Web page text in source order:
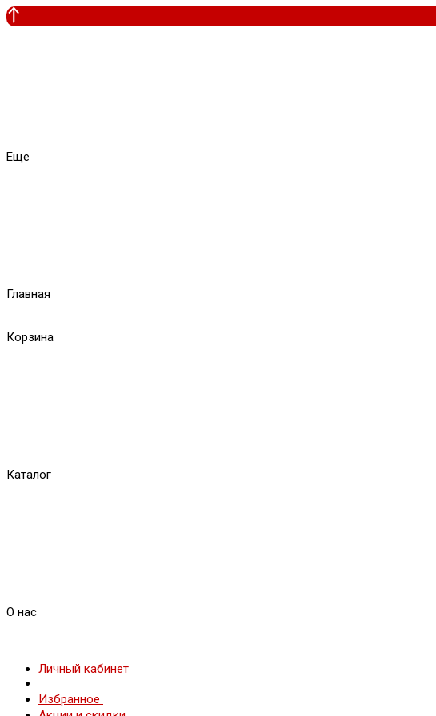
Еще
Главная
Корзина
Каталог
О нас
Личный кабинет
Избранное